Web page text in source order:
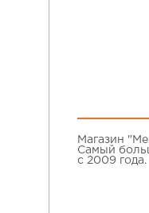
Магазин
Самый
с 2009 года.